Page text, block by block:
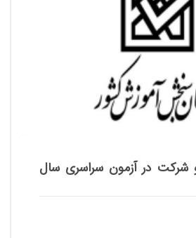
شركت در آزمون سراسری سال